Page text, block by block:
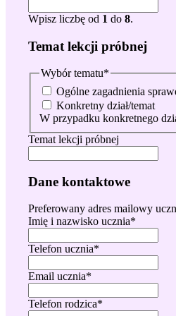
Wpisz liczbę od 1 do 8.
Temat lekcji próbnej
Wybór tematu*
Ogólne zagadnienia
Konkretny dział/temat
W przypadku konkretnego
Temat lekcji próbnej
Dane kontaktowe
Preferowany adres mailowy
Imię i nazwisko ucznia*
Telefon ucznia*
Email ucznia*
Telefon rodzica*